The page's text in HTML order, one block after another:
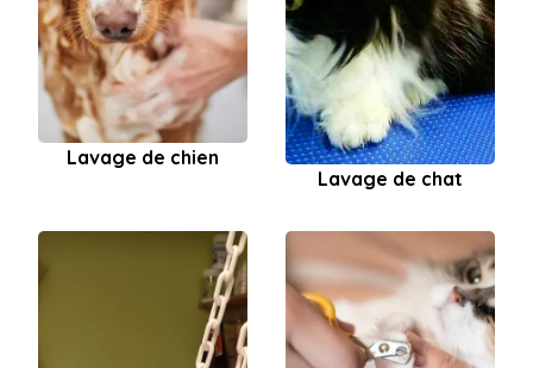
Lavage de chien
Lavage de chat